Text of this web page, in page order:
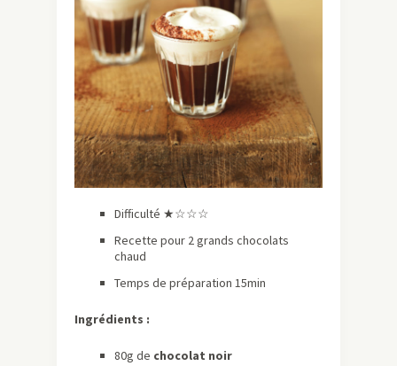
Difficulté ★☆☆☆
Recette pour 2 grands chocolats
chaud
Temps de préparation 15min
Ingrédients :
80g de chocolat noir